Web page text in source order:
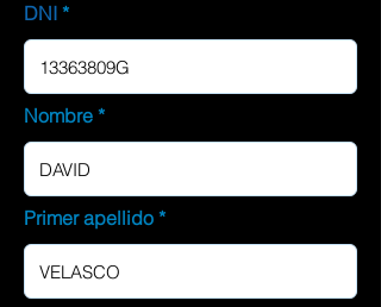
DNI
Nombre
Primer apellido